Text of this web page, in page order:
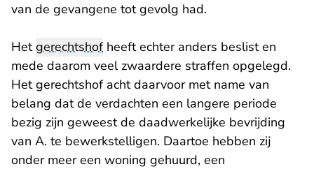
van de gevangene tot gevolg had.
Hetgerechtshofheeft echter anders beslist en
mede daarom veel zwaardere straffen opgelegd.
Het gerechtshof acht daarvoor met name van
belang dat de verdachten een langere periode
bezig zijn geweest de daadwerkelijke bevrijding
van A. te bewerkstelligen. Daartoe hebben zij
onder meer een woning gehuurd, een